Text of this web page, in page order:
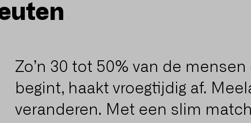
Zo’n 30 tot 50% van de
begint, haakt vroegtijdig af.
veranderen. Met een slim